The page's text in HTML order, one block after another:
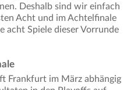
Deshalb sind wir einfach
Acht und im Achtelfinale
acht Spiele dieser Vorrunde
Frankfurt im März abhängig